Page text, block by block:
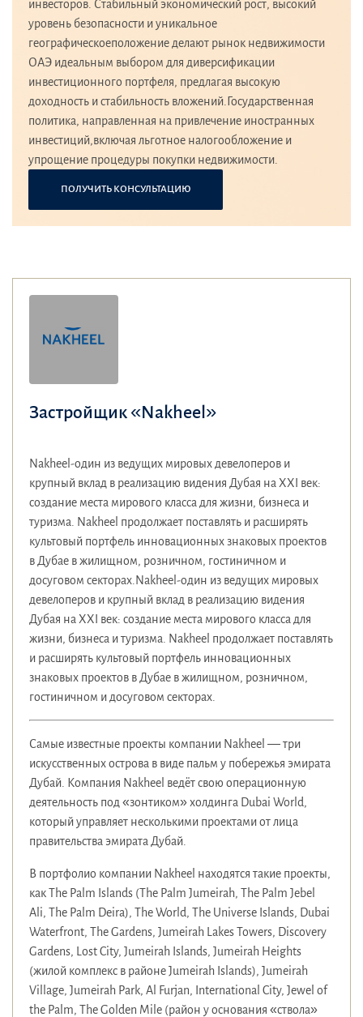
инвесторов. Стабильный экономический рост, высокий
уровень безопасности и уникальное
географическоеположение делают рынок недвижимости
ОАЭ идеальным выбором для диверсификации
инвестиционного портфеля, предлагая высокую
доходность и стабильность вложений.Государственная
политика, направленная на привлечение иностранных
инвестиций,включая льготное налогообложение и
упрощение процедуры покупки недвижимости.
ПОЛУЧИТЬ КОНСУЛЬТАЦИЮ
Застройщик «Nakheel»
Nakheel-один из ведущих мировых девелоперов и
крупный вклад в реализацию видения Дубая на XXI век:
создание места мирового класса для жизни, бизнеса и
туризма. Nakheel продолжает поставлять и расширять
культовый портфель инновационных знаковых проектов
в Дубае в жилищном, розничном, гостиничном и
досуговом секторах.Nakheel-один из ведущих мировых
девелоперов и крупный вклад в реализацию видения
Дубая на XXI век: создание места мирового класса для
жизни, бизнеса и туризма. Nakheel продолжает поставлять
и расширять культовый портфель инновационных
знаковых проектов в Дубае в жилищном, розничном,
гостиничном и досуговом секторах.
Самые известные проекты компании Nakheel — три
искусственных острова в виде пальм у побережья эмирата
Дубай. Компания Nakheel ведёт свою операционную
деятельность под «зонтиком» холдинга Dubai World,
который управляет несколькими проектами от лица
правительства эмирата Дубай.
В портфолио компании Nakheel находятся такие проекты,
как The Palm Islands (The Palm Jumeirah, The Palm Jebel
Ali, The Palm Deira), The World, The Universe Islands, Dubai
Waterfront, The Gardens, Jumeirah Lakes Towers, Discovery
Gardens, Lost City, Jumeirah Islands, Jumeirah Heights
(жилой комплекс в районе Jumeirah Islands), Jumeirah
Village, Jumeirah Park, Al Furjan, International City, Jewel of
the Palm, The Golden Mile (район у основания «ствола»